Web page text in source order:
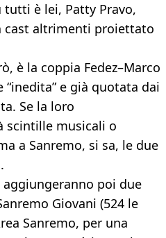
tutti è lei, Patty Pravo,
cast altrimenti proiettato
è la coppia Fedez–Marco
e già quotata dai
Se la loro
scintille musicali o
a Sanremo, si sa, le due
aggiungeranno poi due
Giovani (524 le
Sanremo, per una